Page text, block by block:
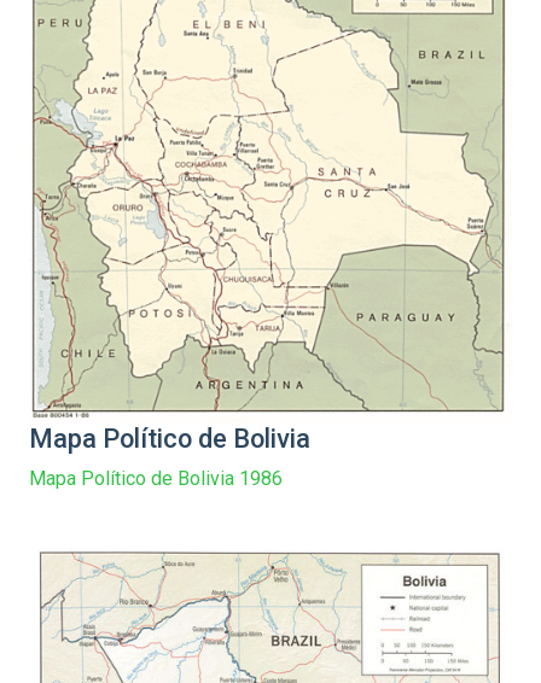
Mapa Político de Bolivia
Mapa Político de Bolivia 1986